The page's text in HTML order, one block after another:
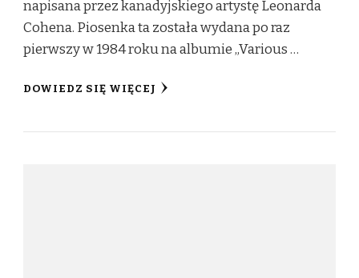
napisana przez kanadyjskiego artystę Leonarda
Cohena. Piosenka ta została wydana po raz
pierwszy w 1984 roku na albumie „Various …
DOWIEDZ SIĘ WIĘCEJ